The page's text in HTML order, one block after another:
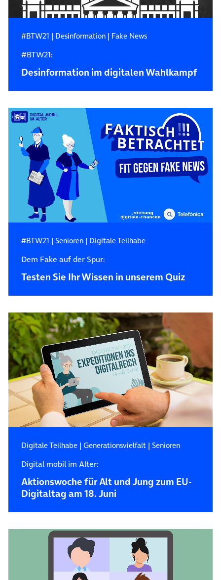
#BTW21 | Desinformation| Fake News
#BTW21:
Desinformation im digitalen Wahlkampf
#BTW21 | Senioren| Digitale Teilhabe
Dem Fake auf der Spur:
Testen Sie Ihr Wissen in unserem Quiz
Digitale Teilhabe| Generationsvielfalt| Senioren
Digital mobil im Alter:
Aktionswoche für Alt und Jung zum EU-
Digitaltag am 18. Juni